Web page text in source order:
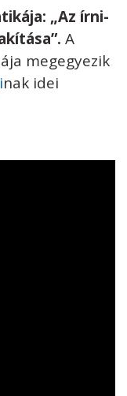
„Az írni-
A
megegyezik
nak idei